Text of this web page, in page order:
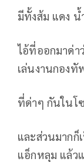
มีทั้งส้ม แดง น้
ไอ้ที่ออกมาด่า
เล่นงานกองทั
ที่ด่าๆ กันในโ
และส่วนมาก
แอ็กหลุม แล้ว